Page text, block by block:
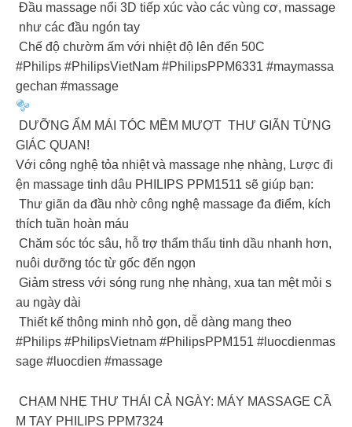
Đầu massage nổi 3D tiếp xúc vào các vùng cơ, massage
như các đầu ngón tay
Chế độ chườm ấm với nhiệt độ lên đến 50C
#Philips #PhilipsVietNam #PhilipsPPM6331 #maymassa
gechan #massage
DƯỠNG ẨM MÁI TÓC MỀM MƯỢT THƯ GIÃN TỪNG
GIÁC QUAN!
Với công nghệ tỏa nhiệt và massage nhẹ nhàng, Lược đi
ện massage tinh dâu PHILIPS PPM1511 sẽ giúp bạn:
️ Thư giãn da đầu nhờ công nghệ massage đa điểm, kích
thích tuần hoàn máu
️ Chăm sóc tóc sâu, hỗ trợ thẩm thấu tinh dầu nhanh hơn,
nuôi dưỡng tóc từ gốc đến ngọn
️ Giảm stress với sóng rung nhẹ nhàng, xua tan mệt mỏi s
au ngày dài
️ Thiết kế thông minh nhỏ gọn, dễ dàng mang theo
#Philips #PhilipsVietnam #PhilipsPPM151 #luocdienmas
sage #luocdien #massage
CHẠM NHẸ THƯ THÁI CẢ NGÀY: MÁY MASSAGE CẦ
M TAY PHILIPS PPM7324